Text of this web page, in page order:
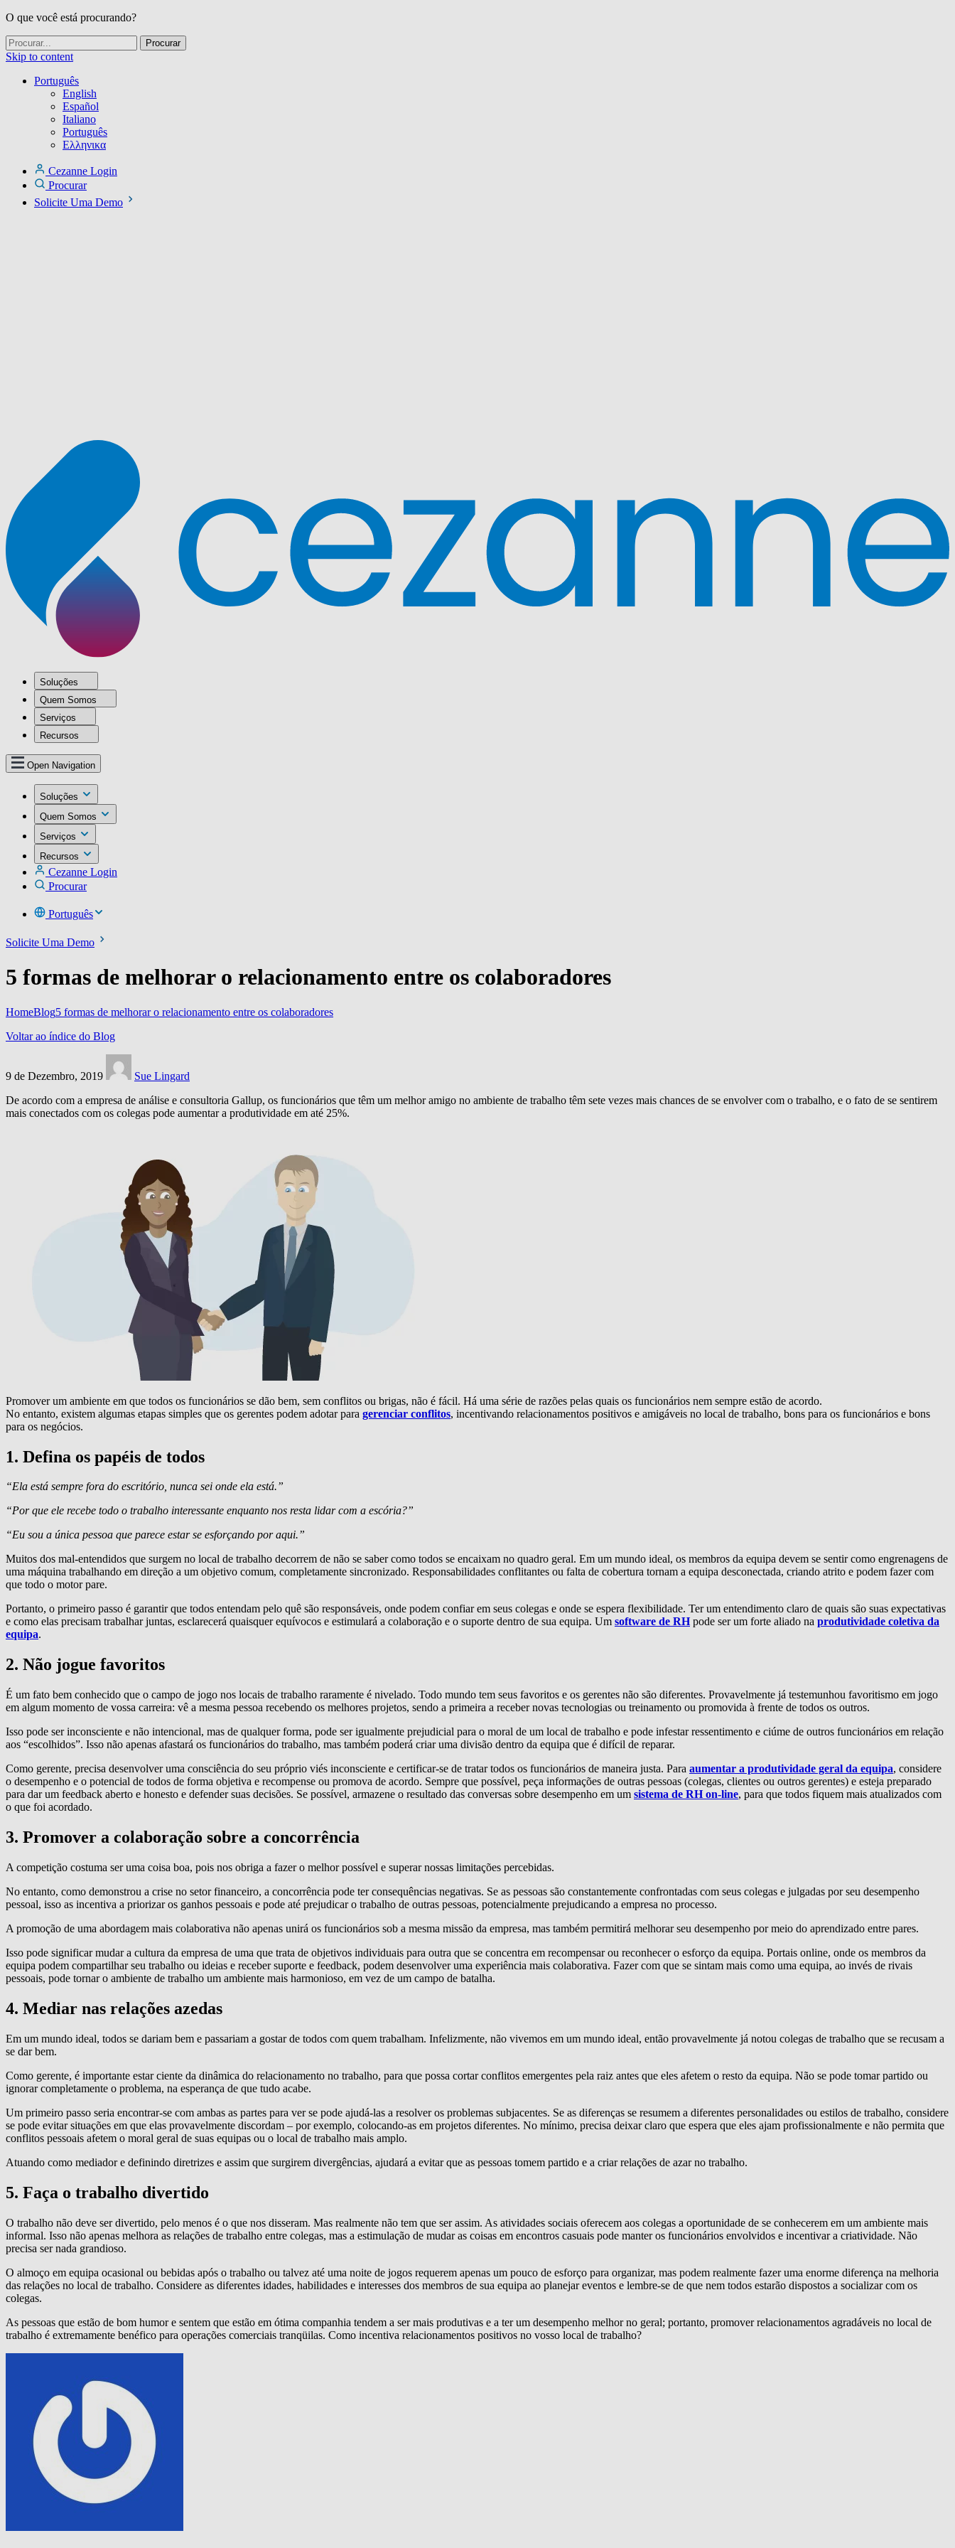
O que você está procurando?
Skip to content
Português
English
Español
Italiano
Português
Ελληνικα
Cezanne Login
Procurar
Solicite Uma Demo
Soluções
Quem Somos
Serviços
Recursos
Open Navigation
Soluções
Quem Somos
Serviços
Recursos
Cezanne Login
Procurar
Português
Solicite Uma Demo
5 formas de melhorar o relacionamento entre os colaboradores
HomeBlog5 formas de melhorar o relacionamento entre os colaboradores
Voltar ao índice do Blog
9 de Dezembro, 2019
Sue Lingard
De acordo com a empresa de análise e consultoria Gallup, os funcionários que têm um melhor amigo no ambiente de trabalho têm sete vezes mais chances de se envolver com o trabalho, e o fato de se sentirem
mais conectados com os colegas pode aumentar a produtividade em até 25%.
Promover um ambiente em que todos os funcionários se dão bem, sem conflitos ou brigas, não é fácil. Há uma série de razões pelas quais os funcionários nem sempre estão de acordo.
No entanto, existem algumas etapas simples que os gerentes podem adotar para gerenciar conflitos, incentivando relacionamentos positivos e amigáveis ​​no local de trabalho, bons para os funcionários e bons
para os negócios.
1. Defina os papéis de todos
“Ela está sempre fora do escritório, nunca sei onde ela está.”
“Por que ele recebe todo o trabalho interessante enquanto nos resta lidar com a escória?”
“Eu sou a única pessoa que parece estar se esforçando por aqui.”
Muitos dos mal-entendidos que surgem no local de trabalho decorrem de não se saber como todos se encaixam no quadro geral. Em um mundo ideal, os membros da equipa devem se sentir como engrenagens de
uma máquina trabalhando em direção a um objetivo comum, completamente sincronizado. Responsabilidades conflitantes ou falta de cobertura tornam a equipa desconectada, criando atrito e podem fazer com
que todo o motor pare.
Portanto, o primeiro passo é garantir que todos entendam pelo quê são responsáveis, onde podem confiar em seus colegas e onde se espera flexibilidade. Ter um entendimento claro de quais são suas expectativas
e como elas precisam trabalhar juntas, esclarecerá quaisquer equívocos e estimulará a colaboração e o suporte dentro de sua equipa. Um software de RHpode ser um forte aliado na produtividade coletiva da
equipa.
2. Não jogue favoritos
É um fato bem conhecido que o campo de jogo nos locais de trabalho raramente é nivelado. Todo mundo tem seus favoritos e os gerentes não são diferentes. Provavelmente já testemunhou favoritismo em jogo
em algum momento de vossa carreira: vê a mesma pessoa recebendo os melhores projetos, sendo a primeira a receber novas tecnologias ou treinamento ou promovida à frente de todos os outros.
Isso pode ser inconsciente e não intencional, mas de qualquer forma, pode ser igualmente prejudicial para o moral de um local de trabalho e pode infestar ressentimento e ciúme de outros funcionários em relação
aos “escolhidos”. Isso não apenas afastará os funcionários do trabalho, mas também poderá criar uma divisão dentro da equipa que é difícil de reparar.
Como gerente, precisa desenvolver uma consciência do seu próprio viés inconsciente e certificar-se de tratar todos os funcionários de maneira justa. Para aumentar a produtividade geral da equipa, considere
o desempenho e o potencial de todos de forma objetiva e recompense ou promova de acordo. Sempre que possível, peça informações de outras pessoas (colegas, clientes ou outros gerentes) e esteja preparado
para dar um feedback aberto e honesto e defender suas decisões. Se possível, armazene o resultado das conversas sobre desempenho em um sistema de RH on-line, para que todos fiquem mais atualizados com
o que foi acordado.
3. Promover a colaboração sobre a concorrência
A competição costuma ser uma coisa boa, pois nos obriga a fazer o melhor possível e superar nossas limitações percebidas.
No entanto, como demonstrou a crise no setor financeiro, a concorrência pode ter consequências negativas. Se as pessoas são constantemente confrontadas com seus colegas e julgadas por seu desempenho
pessoal, isso as incentiva a priorizar os ganhos pessoais e pode até prejudicar o trabalho de outras pessoas, potencialmente prejudicando a empresa no processo.
A promoção de uma abordagem mais colaborativa não apenas unirá os funcionários sob a mesma missão da empresa, mas também permitirá melhorar seu desempenho por meio do aprendizado entre pares.
Isso pode significar mudar a cultura da empresa de uma que trata de objetivos individuais para outra que se concentra em recompensar ou reconhecer o esforço da equipa. Portais online, onde os membros da
equipa podem compartilhar seu trabalho ou ideias e receber suporte e feedback, podem desenvolver uma experiência mais colaborativa. Fazer com que se sintam mais como uma equipa, ao invés de rivais
pessoais, pode tornar o ambiente de trabalho um ambiente mais harmonioso, em vez de um campo de batalha.
4. Mediar nas relações azedas
Em um mundo ideal, todos se dariam bem e passariam a gostar de todos com quem trabalham. Infelizmente, não vivemos em um mundo ideal, então provavelmente já notou colegas de trabalho que se recusam a
se dar bem.
Como gerente, é importante estar ciente da dinâmica do relacionamento no trabalho, para que possa cortar conflitos emergentes pela raiz antes que eles afetem o resto da equipa. Não se pode tomar partido ou
ignorar completamente o problema, na esperança de que tudo acabe.
Um primeiro passo seria encontrar-se com ambas as partes para ver se pode ajudá-las a resolver os problemas subjacentes. Se as diferenças se resumem a diferentes personalidades ou estilos de trabalho, considere
se pode evitar situações em que elas provavelmente discordam – por exemplo, colocando-as em projetos diferentes. No mínimo, precisa deixar claro que espera que eles ajam profissionalmente e não permita que
conflitos pessoais afetem o moral geral de suas equipas ou o local de trabalho mais amplo.
Atuando como mediador e definindo diretrizes e assim que surgirem divergências, ajudará a evitar que as pessoas tomem partido e a criar relações de azar no trabalho.
5. Faça o trabalho divertido
O trabalho não deve ser divertido, pelo menos é o que nos disseram. Mas realmente não tem que ser assim. As atividades sociais oferecem aos colegas a oportunidade de se conhecerem em um ambiente mais
informal. Isso não apenas melhora as relações de trabalho entre colegas, mas a estimulação de mudar as coisas em encontros casuais pode manter os funcionários envolvidos e incentivar a criatividade. Não
precisa ser nada grandioso.
O almoço em equipa ocasional ou bebidas após o trabalho ou talvez até uma noite de jogos requerem apenas um pouco de esforço para organizar, mas podem realmente fazer uma enorme diferença na melhoria
das relações no local de trabalho. Considere as diferentes idades, habilidades e interesses dos membros de sua equipa ao planejar eventos e lembre-se de que nem todos estarão dispostos a socializar com os
colegas.
As pessoas que estão de bom humor e sentem que estão em ótima companhia tendem a ser mais produtivas e a ter um desempenho melhor no geral; portanto, promover relacionamentos agradáveis ​​no local de
trabalho é extremamente benéfico para operações comerciais tranqüilas. Como incentiva relacionamentos positivos no vosso local de trabalho?